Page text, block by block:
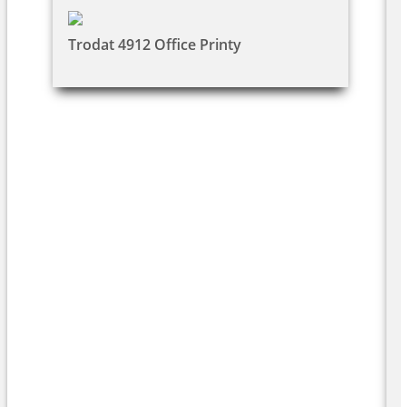
Trodat 4912 Office Printy